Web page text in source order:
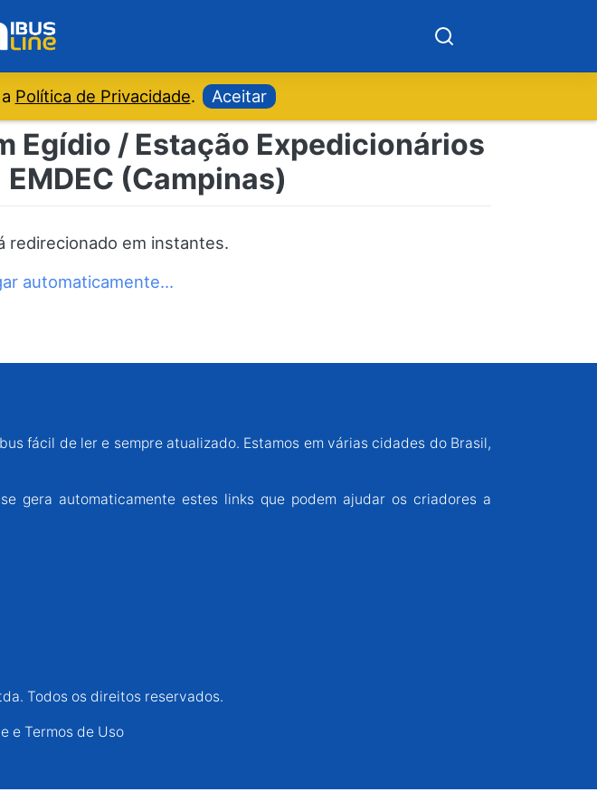
Política de Privacidade. Aceitar
Egídio / Estação Expedicionários
(Campinas)
redirecionado em instantes.
automaticamente…
fácil de ler e sempre atualizado. Estamos em várias cidades do Brasil,
gera automaticamente estes links que podem ajudar os criadores a
Todos os direitos reservados.
e Termos de Uso